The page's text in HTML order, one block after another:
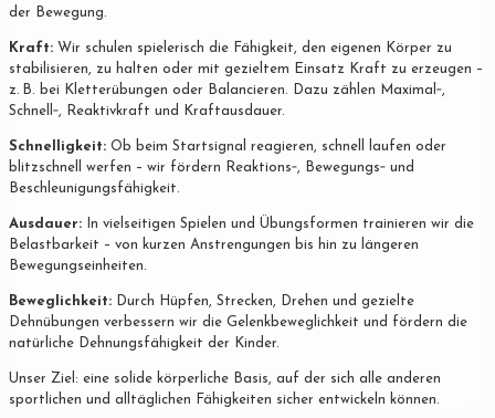
der Bewegung.
Kraft: Wir schulen spielerisch die Fähigkeit, den eigenen Körper zu
stabilisieren, zu halten oder mit gezieltem Einsatz Kraft zu erzeugen –
z. B. bei Kletterübungen oder Balancieren. Dazu zählen Maximal‐,
Schnell‐, Reaktivkraft und Kraftausdauer.
Schnelligkeit: Ob beim Startsignal reagieren, schnell laufen oder
blitzschnell werfen – wir fördern Reaktions‐, Bewegungs‐ und
Beschleunigungsfähigkeit.
Ausdauer: In vielseitigen Spielen und Übungsformen trainieren wir die
Belastbarkeit – von kurzen Anstrengungen bis hin zu längeren
Bewegungseinheiten.
Beweglichkeit: Durch Hüpfen, Strecken, Drehen und gezielte
Dehnübungen verbessern wir die Gelenkbeweglichkeit und fördern die
natürliche Dehnungsfähigkeit der Kinder.
Unser Ziel: eine solide körperliche Basis, auf der sich alle anderen
sportlichen und alltäglichen Fähigkeiten sicher entwickeln können.